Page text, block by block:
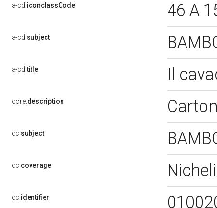
a-cd:iconclassCode 46 A
a-cd:subject
a-cd:title Il
core:description
dc:subject
dc:coverage
dc:identifier